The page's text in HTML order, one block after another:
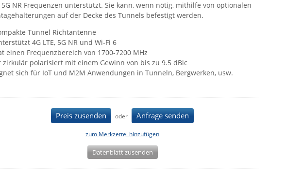
NR Frequenzen unterstützt. Sie kann, wenn nötig, mithilfe von optionalen
auf der Decke des Tunnels befestigt werden.
Tunnel Richtantenne
4G LTE, 5G NR und Wi-Fi 6
einen Frequenzbereich von 1700-7200 MHz
zirkulär polarisiert mit einem Gewinn von bis zu 9.5 dBic
sich für IoT und M2M Anwendungen in Tunneln, Bergwerken, usw.
Preis zusenden oder Anfrage senden
zum Merkzettel hinzufügen
Datenblatt zusenden